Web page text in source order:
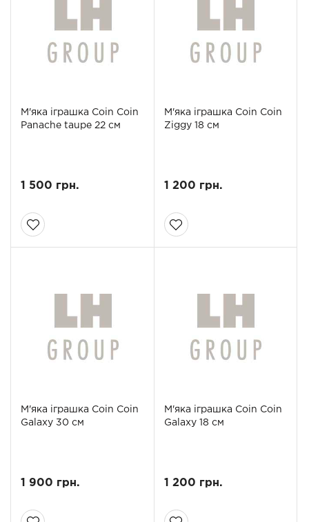
М'яка іграшка Coin Coin
Panache taupe 22 см
1 500 грн.
М'яка іграшка Coin Coin
Ziggy 18 см
1 200 грн.
М'яка іграшка Coin Coin
Galaxy 30 см
1 900 грн.
М'яка іграшка Coin Coin
Galaxy 18 см
1 200 грн.